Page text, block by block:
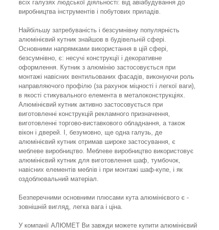
всіх галузях людської діяльності: від авіабудування до
виробництва інструментів і побутових приладів.
Найбільшу затребуваність і безсумнівну популярність
алюмінієвий кутник знайшов в будівельній сфері.
Основними напрямками використання в цій сфері,
безсумнівно, є: несучі конструкції і декоративне
оформлення. Кутник з алюмінію застосовується при
монтажі навісних вентильованих фасадів, виконуючи роль
направляючого профілю (за рахунок міцності і легкої ваги),
в якості стикувального елемента в металоконструкціях.
Алюмінієвий кутник активно застосовується при
виготовленні конструкцій рекламного призначення,
виготовленні торгово-виставкового обладнання, а також
вікон і дверей. І, безумовно, ще одна галузь, де
алюмінієвий кутник отримав широке застосування, є
меблеве виробництво. Меблеве виробництво використовує
алюмінієвий кутник для виготовлення шаф, тумбочок,
навісних елементів меблів і при монтажі шаф-купе, і як
оздоблювальний матеріал.
Безперечними основними плюсами кута алюмінієвого є -
зовнішній вигляд, легка вага і ціна.
У компанії АЛЮМЕТ Ви завжди можете купити алюмінієвий